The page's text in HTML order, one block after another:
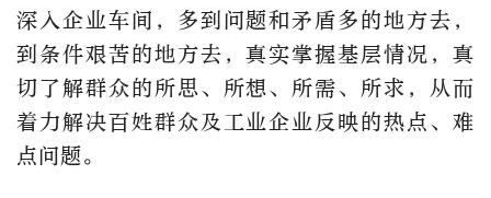
深入企业车间，多到问题和矛盾多的地方去，
到条件艰苦的地方去，真实掌握基层情况，真
切了解群众的所思、所想、所需、所求，从而
着力解决百姓群众及工业企业反映的热点、难
点问题。